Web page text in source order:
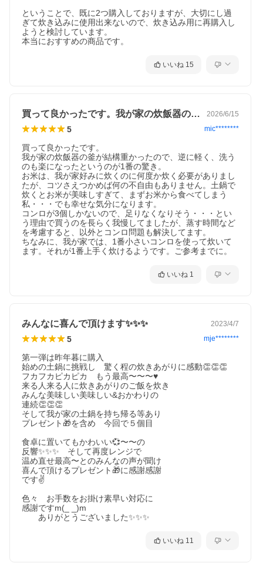
ということで、既に2つ購入しておりますが、大切にし過
ぎて炊き込みに使用出来ないので、炊き込み用に再購入し
ようと検討しています。
本当におすすめの商品です。
いいね 15
買って良かったです。我が家の炊飯器の釜… 2026/6/15
5 mic********
買って良かったです。
我が家の炊飯器の釜が結構重かったので、逆に軽く、洗う
のも楽になったというのが1番の驚き。
お米は、我が家好みに炊くのに何度か炊く必要がありまし
たが、コツさえつかめば何の不自由もありません。土鍋で
炊くとお米が美味しすぎて、まずお米から食べてしまう
私・・・でも幸せな気分になります。
コンロが3個しかないので、足りなくなりそう・・・とい
う理由で買うのを長らく我慢してましたが、蒸す時間など
を考慮すると、以外とコンロ問題も解決してます。
ちなみに、我が家では、1番小さいコンロを使って炊いて
ます。それが1番上手く炊けるようです。ご参考までに。
いいね 1
みんなに喜んで頂けます✨✨✨ 2023/4/7
5 mje********
第一弾は昨年暮に購入
始めの土鍋に挑戦し　驚く程の炊きあがりに感動👏👏👏
フカフカピカピカ　もう最高〜〜〜♥
来る人来る人に炊きあがりのご飯を炊き
みんな美味しい美味しい&おかわりの
連続👏👏👏
そして我が家の土鍋を持ち帰る等あり
プレゼント🎁を含め　今回で５個目
食卓に置いてもかわいい💞〜〜の
反響✨✨✨　そして再度レンジで
温め直せ最高〜とのみんなの声が聞け
喜んで頂けるプレゼント🎁に感謝感謝
です✌
色々　お手数をお掛け素早い対応に
感謝ですm(_ _)m
ありがとうございました✨✨✨
いいね 11